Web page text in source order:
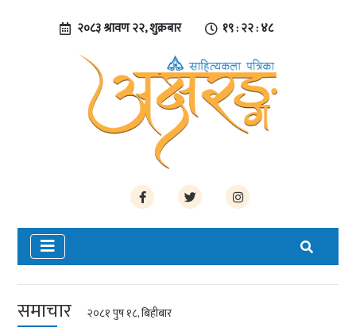
२०८३ श्रावण २२, शुक्रबार १९ : २२ : ४९
समाचार २०८१ पुष १८, बिहीबार